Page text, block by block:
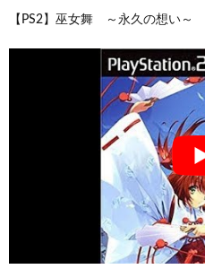
【PS2】巫女舞 ～永久の想い～